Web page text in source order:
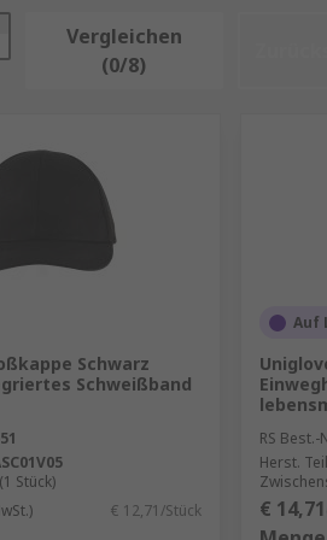
Stoffen, wasserbasierten
Sicherheitsschuhe,
von Gehörschutz, von
können. Dazu gehören:
Schutzausrüstung
und Dämpfen. Atemschutz
Vergleichen
(0/8)
Schwarz
Schweißband
Stück)
€ 12,71/Stück
Auf
RS Best.-
Herst.
€ 14,71